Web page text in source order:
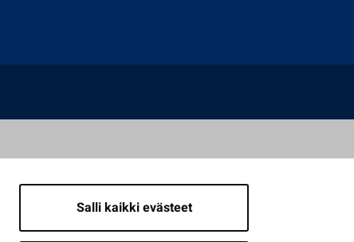
Salli kaikki evästeet